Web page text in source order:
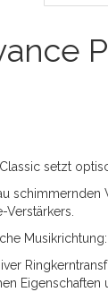
setzt
schimmernden
Verstärkers.